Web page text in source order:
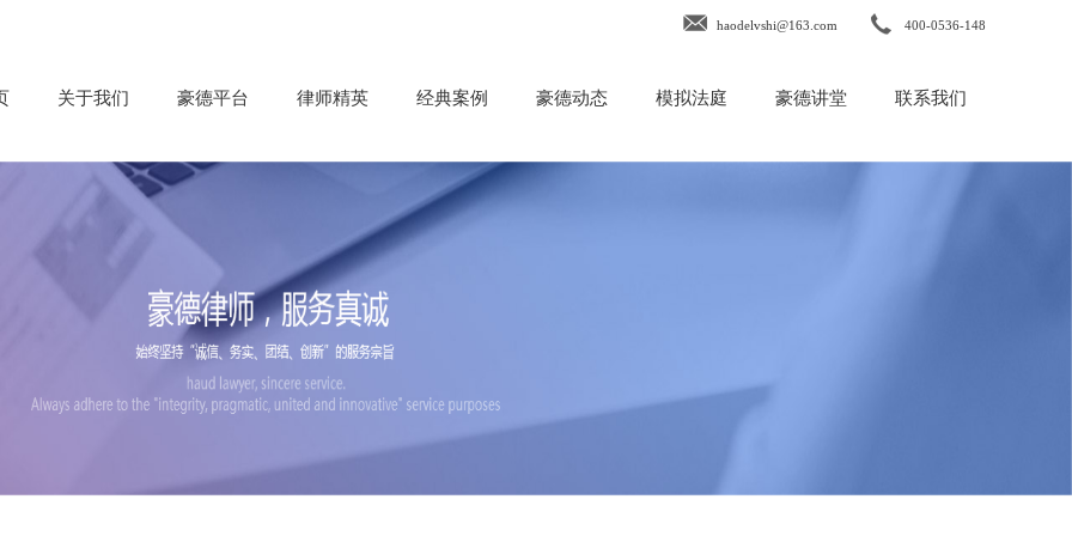
haodelvshi@163.com 400-0536-148
关于我们 豪德平台 律师精英 经典案例 豪德动态 模拟法庭 豪德讲堂 联系我们